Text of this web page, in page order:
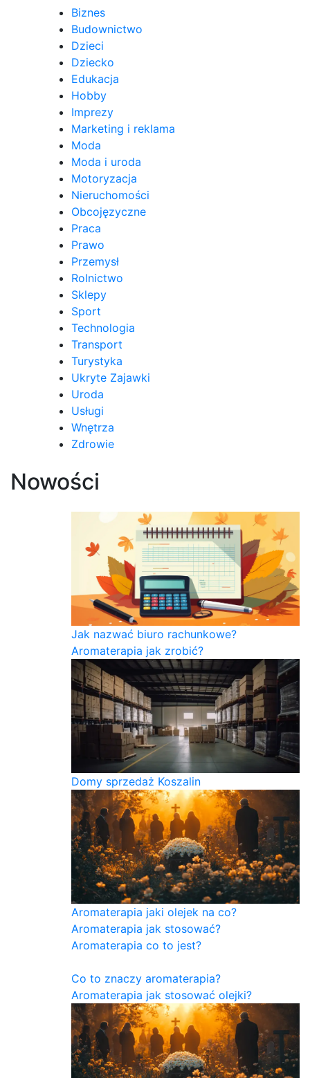
Biznes
Budownictwo
Dzieci
Dziecko
Edukacja
Hobby
Imprezy
Marketing i reklama
Moda
Moda i uroda
Motoryzacja
Nieruchomości
Obcojęzyczne
Praca
Prawo
Przemysł
Rolnictwo
Sklepy
Sport
Technologia
Transport
Turystyka
Ukryte Zajawki
Uroda
Usługi
Wnętrza
Zdrowie
Nowości
Jak nazwać biuro rachunkowe?
Aromaterapia jak zrobić?
Domy sprzedaż Koszalin
Aromaterapia jaki olejek na co?
Aromaterapia jak stosować?
Aromaterapia co to jest?
Co to znaczy aromaterapia?
Aromaterapia jak stosować olejki?